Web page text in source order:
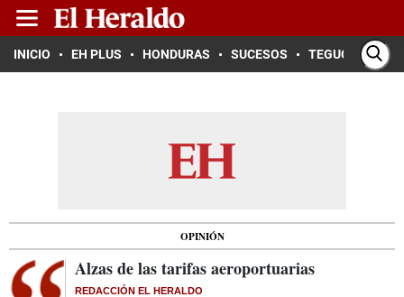
INICIO EH PLUS HONDURAS SUCESOS TEGUCIGALPA
OPINIÓN
Alzas de las tarifas aeroportuarias
REDACCIÓN EL HERALDO